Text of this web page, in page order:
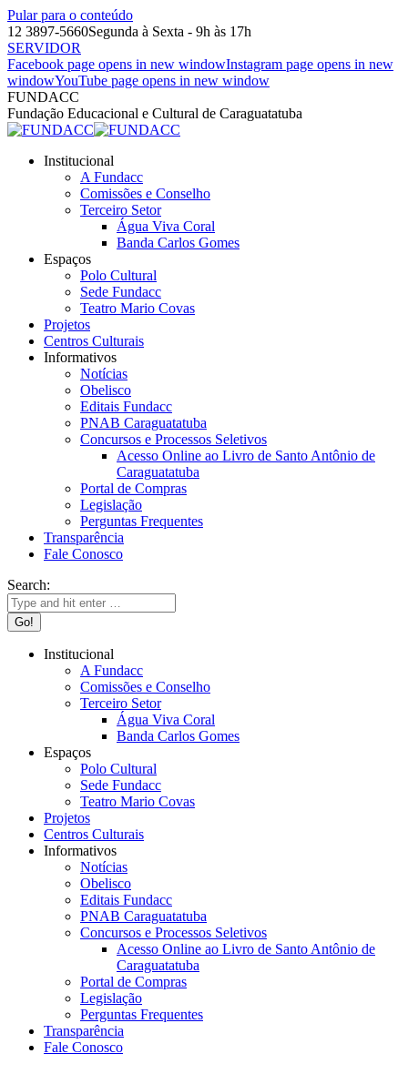
Pular para o conteúdo
12 3897-5660Segunda à Sexta - 9h às 17h
SERVIDOR
Facebook page opens in new windowInstagram page opens in new
windowYouTube page opens in new window
FUNDACC
Fundação Educacional e Cultural de Caraguatatuba
Institucional
A Fundacc
Comissões e Conselho
Terceiro Setor
Água Viva Coral
Banda Carlos Gomes
Espaços
Polo Cultural
Sede Fundacc
Teatro Mario Covas
Projetos
Centros Culturais
Informativos
Notícias
Obelisco
Editais Fundacc
PNAB Caraguatatuba
Concursos e Processos Seletivos
Acesso Online ao Livro de Santo Antônio de
Caraguatatuba
Portal de Compras
Legislação
Perguntas Frequentes
Transparência
Fale Conosco
Search:
Institucional
A Fundacc
Comissões e Conselho
Terceiro Setor
Água Viva Coral
Banda Carlos Gomes
Espaços
Polo Cultural
Sede Fundacc
Teatro Mario Covas
Projetos
Centros Culturais
Informativos
Notícias
Obelisco
Editais Fundacc
PNAB Caraguatatuba
Concursos e Processos Seletivos
Acesso Online ao Livro de Santo Antônio de
Caraguatatuba
Portal de Compras
Legislação
Perguntas Frequentes
Transparência
Fale Conosco